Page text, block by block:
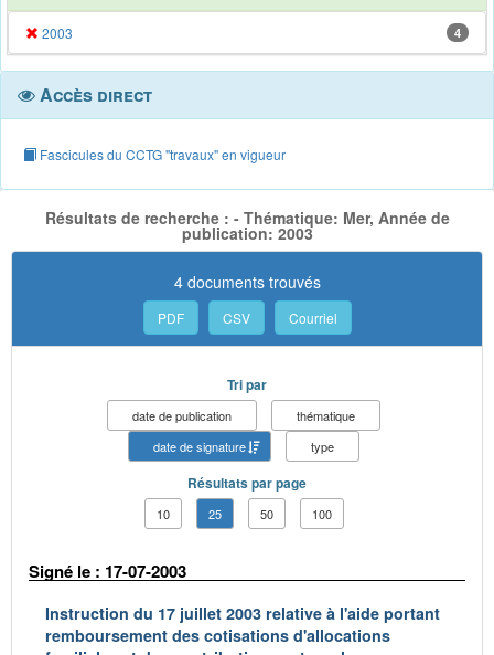
2003 4
Accès direct
Fascicules du CCTG "travaux" en vigueur
Résultats de recherche : - Thématique: Mer, Année de
publication: 2003
4 documents trouvés
PDF CSV Courriel
Tri par
date de publication
thématique
date de signature
type
Résultats par page
10 25 50 100
Signé le : 17-07-2003
Instruction du 17 juillet 2003 relative à l'aide portant
remboursement des cotisations d'allocations